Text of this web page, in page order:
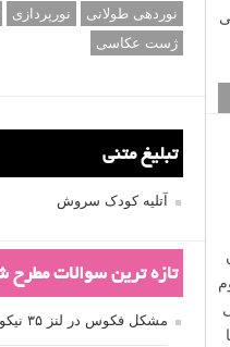
نوردهی طولانی
نورپردازی
ژست عکاسی
تبلیغ متنی
آتلیه کودک سروش
تازه ترین سوالات مطرح
مشکل فکوس در لنز ۳۵ نیکون